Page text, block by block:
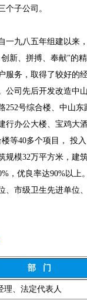
个子公司。
一九八五年组建以来
新、拼搏、奉献"的
服务，取得了较好的
公司先后开发改造中
252号综合楼、中山东
行办公大楼、宝鸡大
楼等40多个项目， 投
规模32万平方米，建
，优良率达90%以
、市级卫生先进单位
部 门
理、法定代表人